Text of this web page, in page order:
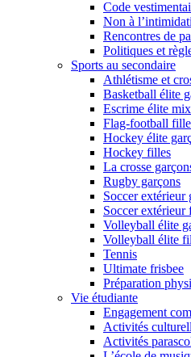
Code
Non à
Rencontres de
Politiques et
Sports au secondaire
Athlétisme et
Basketball élite
Escrime élite
Flag-football
Hockey élite
Hockey filles
La crosse
Rugby garçons
Soccer extérieur
Soccer extérieur
Volleyball élite
Volleyball élite
Tennis
Ultimate frisbee
Préparation
Vie étudiante
Engagement
Activités
Activités